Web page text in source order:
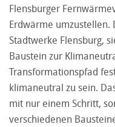
Flensburger
Erdwärme umzustellen.
Stadtwerke Flensburg,
Baustein zur
Transformationspfad
klimaneutral zu sein.
mit nur einem Schritt,
verschiedenen